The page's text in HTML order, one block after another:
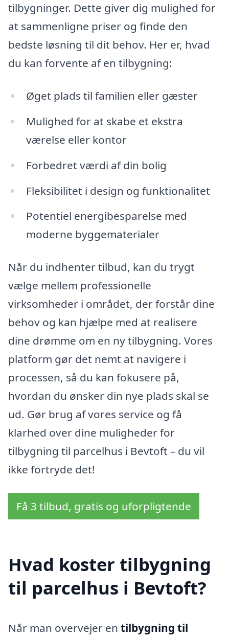
tilbygninger. Dette giver dig mulighed for
at sammenligne priser og finde den
bedste løsning til dit behov. Her er, hvad
du kan forvente af en tilbygning:
Øget plads til familien eller gæster
Mulighed for at skabe et ekstra
værelse eller kontor
Forbedret værdi af din bolig
Fleksibilitet i design og funktionalitet
Potentiel energibesparelse med
moderne byggematerialer
Når du indhenter tilbud, kan du trygt
vælge mellem professionelle
virksomheder i området, der forstår dine
behov og kan hjælpe med at realisere
dine drømme om en ny tilbygning. Vores
platform gør det nemt at navigere i
processen, så du kan fokusere på,
hvordan du ønsker din nye plads skal se
ud. Gør brug af vores service og få
klarhed over dine muligheder for
tilbygning til parcelhus i Bevtoft – du vil
ikke fortryde det!
Få 3 tilbud, gratis og uforpligtende
Hvad koster tilbygning
til parcelhus i Bevtoft?
Når man overvejer en tilbygning til